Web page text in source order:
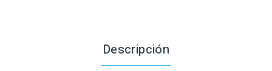
Descripción